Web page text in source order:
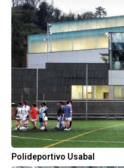
Polideportivo Usabal